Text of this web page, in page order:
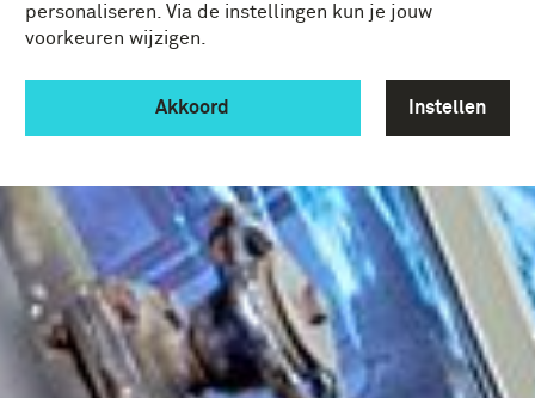
personaliseren. Via de instellingen kun je jouw
voorkeuren wijzigen.
Akkoord Instellen